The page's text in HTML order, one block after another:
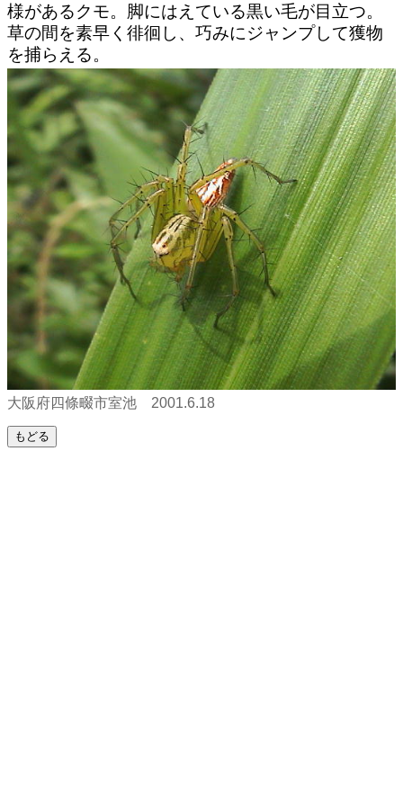
様があるクモ。脚にはえている黒い毛が目立つ。
草の間を素早く徘徊し、巧みにジャンプして獲物
を捕らえる。
大阪府四條畷市室池 2001.6.18